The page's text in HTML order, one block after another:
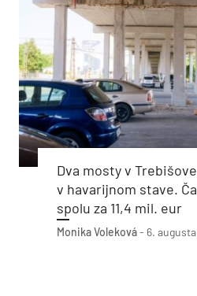
Dva mosty v
v havarijnom stave.
spolu za 11,4 mil. eur
Monika Voleková- 6.